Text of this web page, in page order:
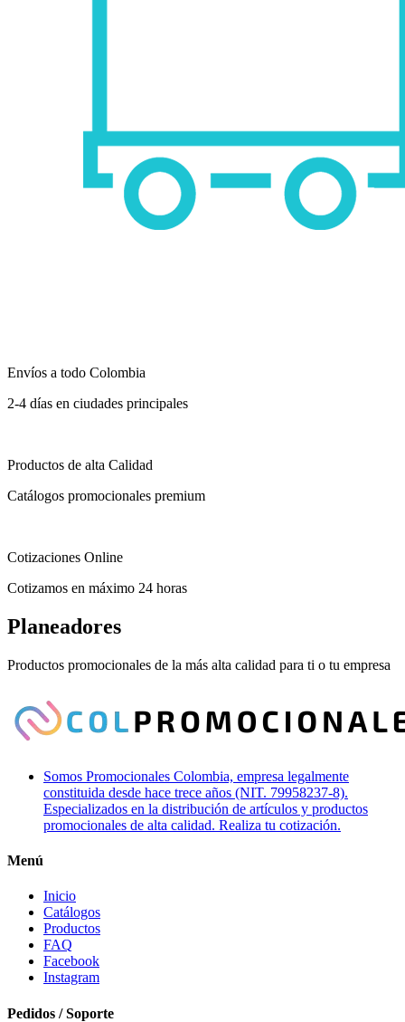
Envíos a todo Colombia
2-4 días en ciudades principales
Productos de alta Calidad
Catálogos promocionales premium
Cotizaciones Online
Cotizamos en máximo 24 horas
Planeadores
Productos promocionales de la más alta calidad para ti o tu empresa
Somos Promocionales Colombia, empresa legalmente
constituida desde hace trece años (NIT. 79958237-8).
Especializados en la distribución de artículos y productos
promocionales de alta calidad. Realiza tu cotización.
Menú
Inicio
Catálogos
Productos
FAQ
Facebook
Instagram
Pedidos / Soporte